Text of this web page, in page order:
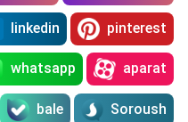
pinterest
linkedin
aparat
whatsapp
Soroush
bale